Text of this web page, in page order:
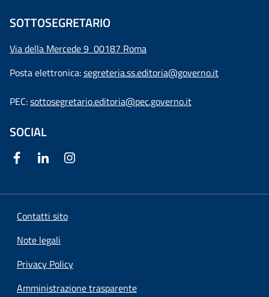
SOTTOSEGRETARIO
Via della Mercede 9 00187 Roma
Posta elettronica:segreteria.ss.editoria@governo.it
PEC:sottosegretario.editoria@pec.governo.it
SOCIAL
Contatti sito
Note legali
Privacy Policy
Amministrazione trasparente